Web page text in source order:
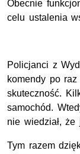
Obecnie
celu ustalenia
Policjanci z
komendy po
skuteczność.
samochód.
nie wiedział, że
Tym razem